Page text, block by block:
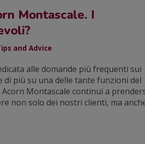
Montascale. I
and Advice
alle domande più frequenti sui
di più su una delle tante funzioni del
Montascale continui a
non solo dei nostri clienti, ma